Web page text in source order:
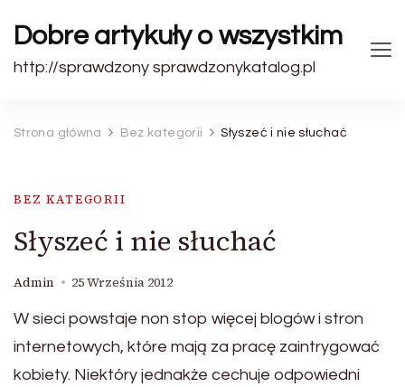
Dobre artykuły o wszystkim
http://sprawdzony sprawdzonykatalog.pl
Strona główna Bez kategorii Słyszeć i nie słuchać
BEZ KATEGORII
Słyszeć i nie słuchać
Admin 25 Września 2012
W sieci powstaje non stop więcej blogów i stron
internetowych, które mają za pracę zaintrygować
kobiety. Niektóry jednakże cechuje odpowiedni